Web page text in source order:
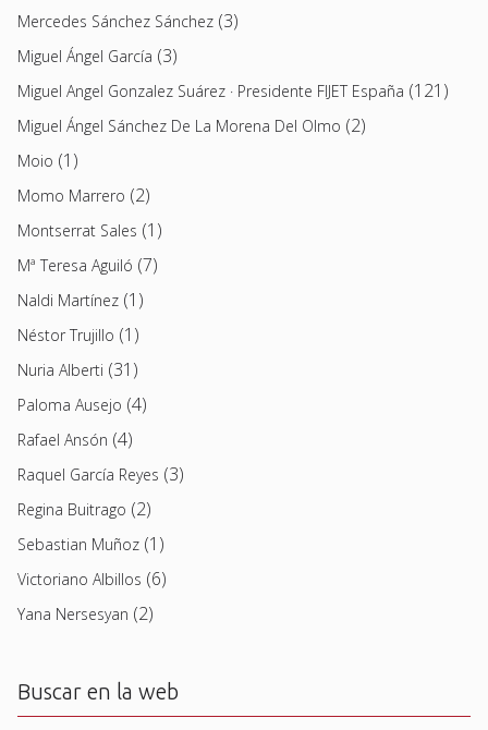
Mercedes Sánchez Sánchez (3)
Miguel Ángel García (3)
Miguel Angel Gonzalez Suárez · Presidente FIJET España (121)
Miguel Ángel Sánchez De La Morena Del Olmo (2)
Moio (1)
Momo Marrero (2)
Montserrat Sales (1)
Mª Teresa Aguiló (7)
Naldi Martínez (1)
Néstor Trujillo (1)
Nuria Alberti (31)
Paloma Ausejo (4)
Rafael Ansón (4)
Raquel García Reyes (3)
Regina Buitrago (2)
Sebastian Muñoz (1)
Victoriano Albillos (6)
Yana Nersesyan (2)
Buscar en la web